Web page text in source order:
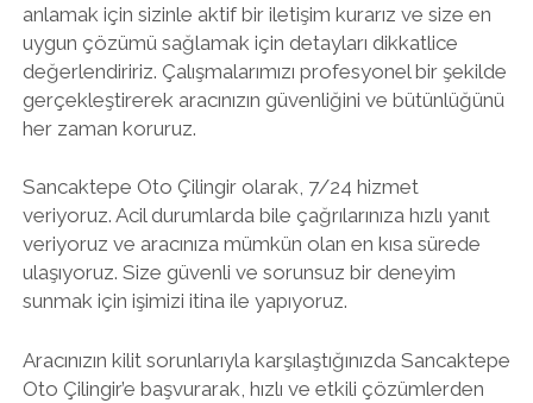
anlamak için sizinle aktif bir iletişim kurarız ve size en
uygun çözümü sağlamak için detayları dikkatlice
değerlendiririz. Çalışmalarımızı profesyonel bir şekilde
gerçekleştirerek aracınızın güvenliğini ve bütünlüğünü
her zaman koruruz.
Sancaktepe Oto Çilingir olarak, 7/24 hizmet
veriyoruz. Acil durumlarda bile çağrılarınıza hızlı yanıt
veriyoruz ve aracınıza mümkün olan en kısa sürede
ulaşıyoruz. Size güvenli ve sorunsuz bir deneyim
sunmak için işimizi itina ile yapıyoruz.
Aracınızın kilit sorunlarıyla karşılaştığınızda Sancaktepe
Oto Çilingir’e başvurarak, hızlı ve etkili çözümlerden